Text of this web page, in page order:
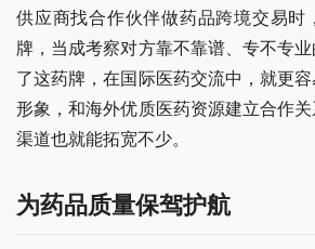
供应商找合作伙伴做药品跨境交易时
牌，当成考察对方靠不靠谱、专不专
了这药牌，在国际医药交流中，就更
形象，和海外优质医药资源建立合作
渠道也就能拓宽不少。
为药品质量保驾护航